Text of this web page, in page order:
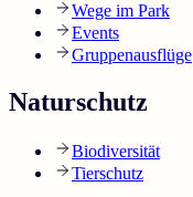
Wege im Park
Events
Gruppenausflüge
Naturschutz
Biodiversität
Tierschutz